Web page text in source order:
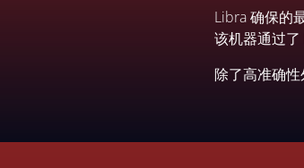
Libra 确保的
该机器通过了
除了高准确